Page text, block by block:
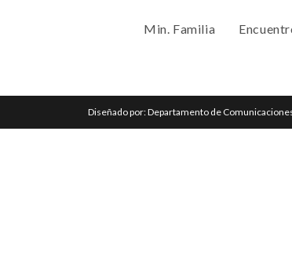
Min. Familia
Diseñado por: Departamento de